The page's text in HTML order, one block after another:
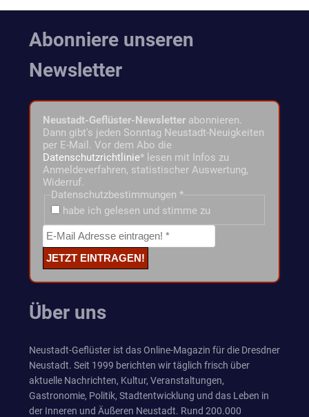
Abonniere unseren
Newsletter
Neustadt-Geflüster-Newsletter abonnieren.
Dann gibt's jeden Sonntag Neustadt-Neuigkeiten
per E-Mail. Vor dem Abo die
Datenschutzrichtlinie* lesen mit Infos zu
Anmeldeverfahren, statistischer Auswertung,
Widerruf.
Datenschutzbestimmungen *
habe ich gelesen und stimme zu
Über uns
Neustadt-Geflüster ist das Online-Magazin für die Dresdner
Neustadt. Seit 1999 berichten wir täglich frisch über
aktuelle Nachrichten, Kultur, Veranstaltungen,
Gastronomie, Politik, Stadtentwicklung und das Leben in
der Inneren und Äußeren Neustadt. Rund 200.000